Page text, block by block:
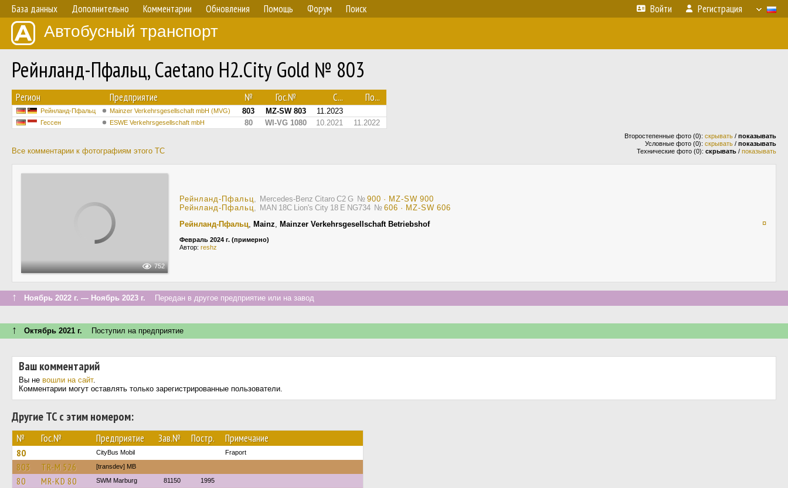
База данных Дополнительно Комментарии Обновления Помощь Форум Поиск Войти Регистрация
Автобусный транспорт
Рейнланд-Пфальц, Caetano H2.City Gold № 803
Регион Предприятие № Гос.№ С... По...
Рейнланд-Пфальц Mainzer Verkehrsgesellschaft mbH (MVG) 803 MZ-SW 803 11.2023
Гессен ESWE Verkehrsgesellschaft mbH 80 WI-VG 1080 10.2021 11.2022
Все комментарии к фотографиям этого ТС
Второстепенные фото (0): скрывать / показывать
Условные фото (0): скрывать / показывать
Технические фото (0): скрывать / показывать
752
Рейнланд-Пфальц, Mercedes-Benz Citaro C2 G № 900 · MZ-SW 900
Рейнланд-Пфальц, MAN 18C Lion's City 18 E NG734 № 606 · MZ-SW 606
Рейнланд-Пфальц, Mainz, Mainzer Verkehrsgesellschaft Betriebshof
Февраль 2024 г. (примерно)
Автор: reshz
¤
↑ Ноябрь 2022 г. — Ноябрь 2023 г. Передан в другое предприятие или на завод
↑ Октябрь 2021 г. Поступил на предприятие
Ваш комментарий
Вы не вошли на сайт.
Комментарии могут оставлять только зарегистрированные пользователи.
Другие ТС с этим номером:
№ Гос.№ Предприятие Зав.№ Постр. Примечание
80 CityBus Mobil Fraport
803 TR-M 526 [transdev] MB
80 MR-KD 80 SWM Marburg 81150 1995